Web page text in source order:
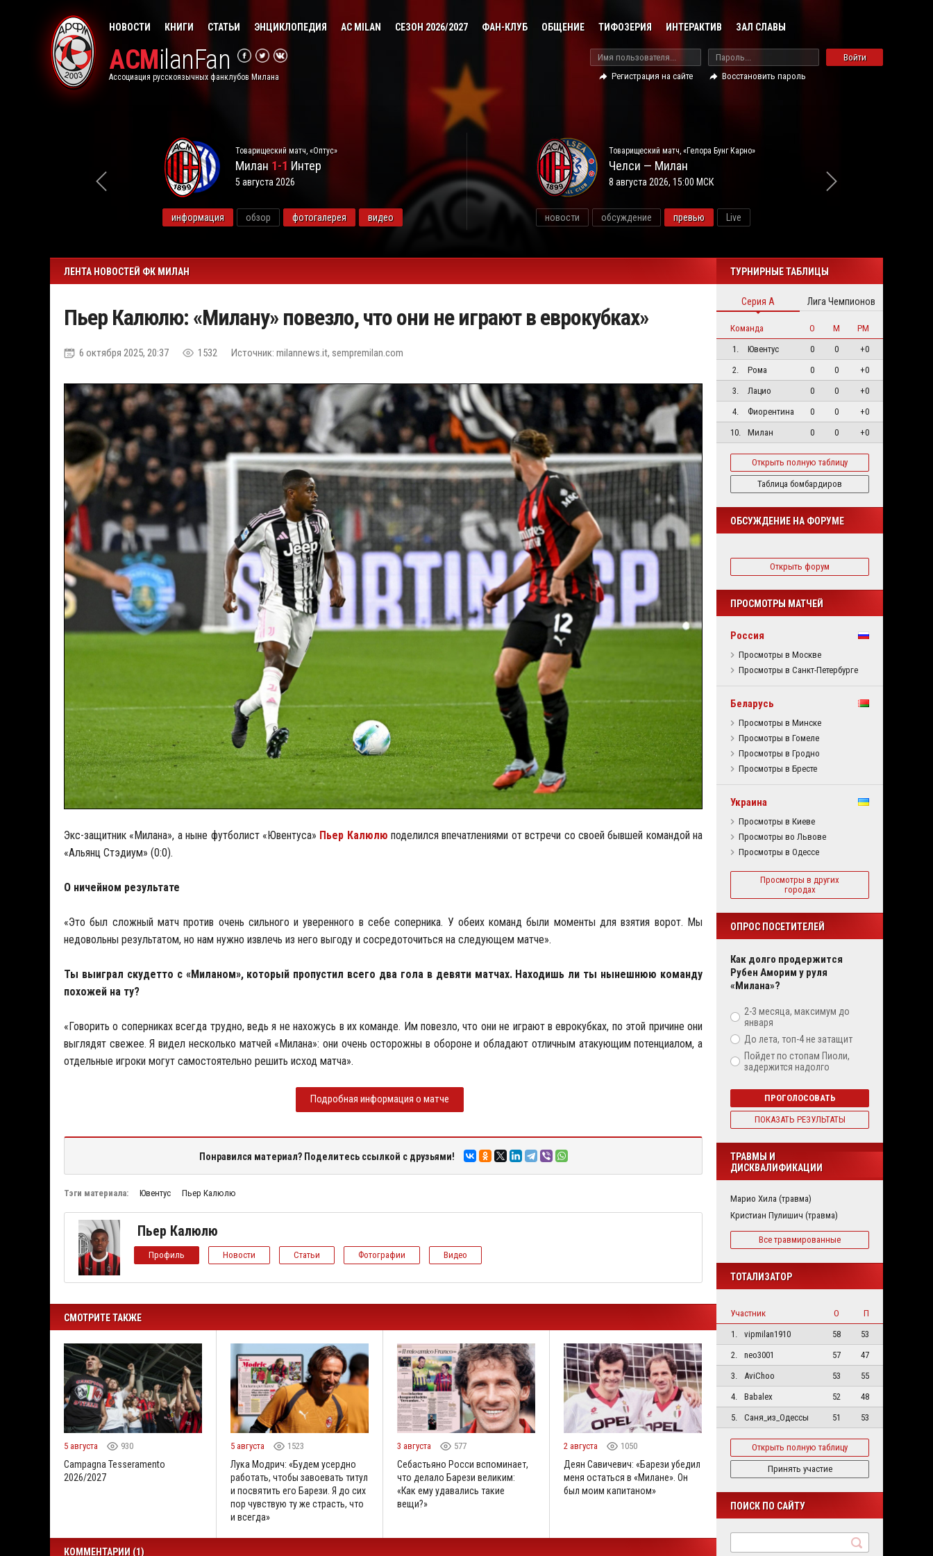
НОВОСТИ КНИГИ СТАТЬИ ЭНЦИКЛОПЕДИЯ AC MILAN СЕЗОН 2026/2027 ФАН-КЛУБ ОБЩЕНИЕ ТИФОЗЕРИЯ ИНТЕРАКТИВ ЗАЛ СЛАВЫ
ACMilanFan
Ассоциация русскоязычных фанклубов Милана
Войти
Регистрация на сайте
Восстановить пароль
Товарищеский матч, «Оптус»
Милан 1-1 Интер
5 августа 2026
информация обзор фотогалерея видео
Товарищеский матч, «Гелора Бунг Карно»
Челси — Милан
8 августа 2026, 15:00 МСК
новости обсуждение превью Live
ЛЕНТА НОВОСТЕЙ ФК МИЛАН
Пьер Калюлю: «Милану» повезло, что они не играют в еврокубках»
6 октября 2025, 20:37 1532 Источник: milannews.it, sempremilan.com
Экс-защитник «Милана», а ныне футболист «Ювентуса» Пьер Калюлю поделился впечатлениями от встречи со своей бывшей командой на
«Альянц Стэдиум» (0:0).
О ничейном результате
«Это был сложный матч против очень сильного и уверенного в себе соперника. У обеих команд были моменты для взятия ворот. Мы
недовольны результатом, но нам нужно извлечь из него выгоду и сосредоточиться на следующем матче».
Ты выиграл скудетто с «Миланом», который пропустил всего два гола в девяти матчах. Находишь ли ты нынешнюю команду
похожей на ту?
«Говорить о соперниках всегда трудно, ведь я не нахожусь в их команде. Им повезло, что они не играют в еврокубках, по этой причине они
выглядят свежее. Я видел несколько матчей «Милана»: они очень осторожны в обороне и обладают отличным атакующим потенциалом, а
отдельные игроки могут самостоятельно решить исход матча».
Подробная информация о матче
Понравился материал? Поделитесь ссылкой с друзьями!
Тэги материала: Ювентус Пьер Калюлю
Пьер Калюлю
Профиль Новости Статьи Фотографии Видео
СМОТРИТЕ ТАКЖЕ
5 августа 930
Campagna Tesseramento
2026/2027
5 августа 1523
Лука Модрич: «Будем усердно
работать, чтобы завоевать титул
и посвятить его Барези. Я до сих
пор чувствую ту же страсть, что
и всегда»
3 августа 577
Себастьяно Росси вспоминает,
что делало Барези великим:
«Как ему удавались такие
вещи?»
2 августа 1050
Деян Савичевич: «Барези убедил
меня остаться в «Милане». Он
был моим капитаном»
КОММЕНТАРИИ (1)
ТУРНИРНЫЕ ТАБЛИЦЫ
Серия А Лига Чемпионов
Команда О М
РМ
1.
Ювентус 0 0
+0
2.
Рома 0 0
+0
3.
Лацио 0 0
+0
4.
Фиорентина 0 0
+0
10.
Милан 0 0 +0
Открыть полную таблицу
Таблица бомбардиров
ОБСУЖДЕНИЕ НА ФОРУМЕ
Открыть форум
ПРОСМОТРЫ МАТЧЕЙ
Россия
Просмотры в Москве
Просмотры в Санкт-Петербурге
Беларусь
Просмотры в Минске
Просмотры в Гомеле
Просмотры в Гродно
Просмотры в Бресте
Украина
Просмотры в Киеве
Просмотры во Львове
Просмотры в Одессе
Просмотры в других
городах
ОПРОС ПОСЕТИТЕЛЕЙ
Как долго продержится
Рубен Аморим у руля
«Милана»?
2-3 месяца, максимум до
января
До лета, топ-4 не затащит
Пойдет по стопам Пиоли,
задержится надолго
ПРОГОЛОСОВАТЬ
ПОКАЗАТЬ РЕЗУЛЬТАТЫ
ТРАВМЫ И
ДИСКВАЛИФИКАЦИИ
Марио Хила (травма)
Кристиан Пулишич (травма)
Все травмированные
ТОТАЛИЗАТОР
Участник О
П
1.
vipmilan1910 58
53
2.
neo3001 57
47
3.
AviChoo 53
55
4.
Babalex 52
48
5.
Саня_из_Одессы 51 53
Открыть полную таблицу
Принять участие
ПОИСК ПО САЙТУ